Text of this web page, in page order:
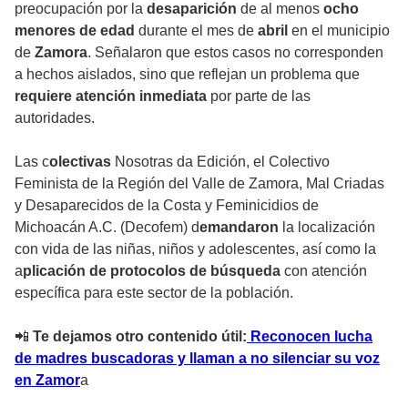
preocupación por la desaparición de al menos ocho
menores de edad durante el mes de abril en el municipio
de Zamora. Señalaron que estos casos no corresponden
a hechos aislados, sino que reflejan un problema que
requiere atención inmediata por parte de las
autoridades.
Las colectivas Nosotras da Edición, el Colectivo
Feminista de la Región del Valle de Zamora, Mal Criadas
y Desaparecidos de la Costa y Feminicidios de
Michoacán A.C. (Decofem) demandaron la localización
con vida de las niñas, niños y adolescentes, así como la
aplicación de protocolos de búsqueda con atención
específica para este sector de la población.
📲 Te dejamos otro contenido útil: Reconocen lucha
de madres buscadoras y llaman a no silenciar su voz
en Zamora